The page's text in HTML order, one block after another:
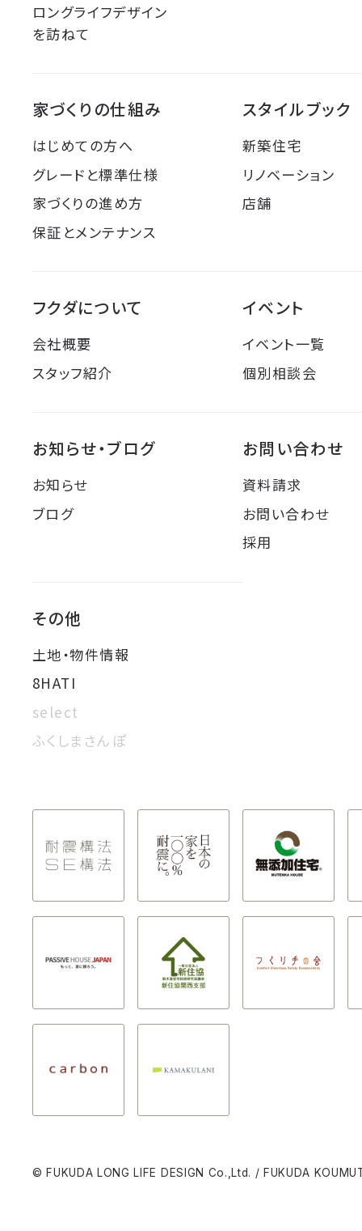
ロングライフデザイン
を訪ねて
家づくりの仕組み
はじめての方へ
グレードと標準仕様
家づくりの進め方
保証とメンテナンス
スタイルブック
新築住宅
リノベーション
店舗
フクダについて
会社概要
スタッフ紹介
イベント
イベント一覧
個別相談会
お知らせ・ブログ
お知らせ
ブログ
お問い合わせ
資料請求
お問い合わせ
採用
その他
土地・物件情報
8HATI
select
ふくしまさんぽ
© FUKUDA LONG LIFE DESIGN Co.,Ltd. / FUKUDA